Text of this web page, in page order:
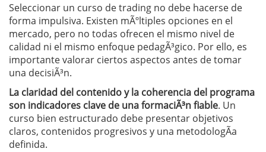
Seleccionar un curso de trading no debe hacerse de
forma impulsiva. Existen mÃºltiples opciones en el
mercado, pero no todas ofrecen el mismo nivel de
calidad ni el mismo enfoque pedagÃ³gico. Por ello, es
importante valorar ciertos aspectos antes de tomar
una decisiÃ³n.
La claridad del contenido y la coherencia del programa
son indicadores clave de una formaciÃ³n fiable. Un
curso bien estructurado debe presentar objetivos
claros, contenidos progresivos y una metodologÃ­a
definida.